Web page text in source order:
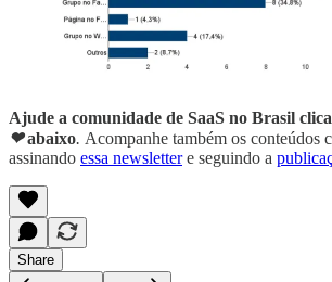
Ajude a comunidade de SaaS no Brasil
❤abaixo. Acompanhe também os conteúdos
assinando essa newslettere seguindo a
Share